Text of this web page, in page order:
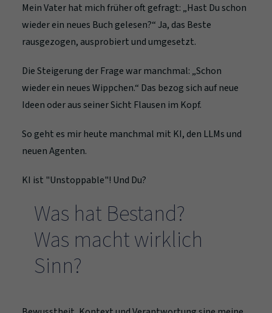
Mein Vater hat mich früher oft gefragt: „Hast Du schon
wieder ein neues Buch gelesen?“ Ja, das Beste
rausgezogen, ausprobiert und umgesetzt.
Die Steigerung der Frage war manchmal: „Schon
wieder ein neues Wippchen.“ Das bezog sich auf neue
Ideen oder aus seiner Sicht Flausen im Kopf.
So geht es mir heute manchmal mit KI, den LLMs und
neuen Agenten.
KI ist "Unstoppable"! Und Du?
Was hat Bestand?
Was macht wirklich
Sinn?